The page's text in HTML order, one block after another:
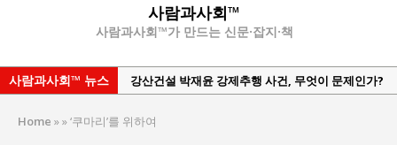
사람과사회™
사람과사회™가 만드는 신문·잡지·책
사람과사회™ 뉴스
강산건설 박재윤 강제추행 사건, 무엇이 문제인가?
Home »»‘쿠마리’를 위하여